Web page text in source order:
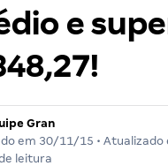
e
Gran
em 30/11/15 • Atualizado
leitura